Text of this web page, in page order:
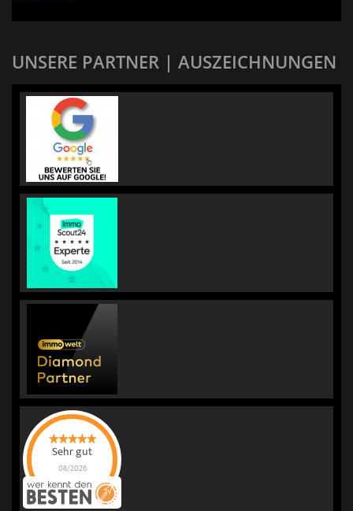
UNSERE PARTNER | AUSZEICHNUNGEN
Sehr gut
08/2026
KORREKT
IMMOBILIEN |